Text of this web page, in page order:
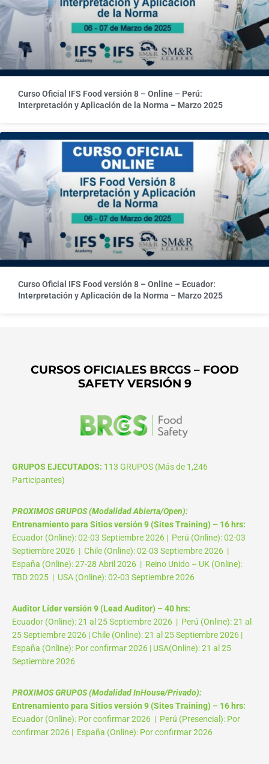
Curso Oficial IFS Food versión 8 – Online – Perú:
Interpretación y Aplicación de la Norma – Marzo 2025
Curso Oficial IFS Food versión 8 – Online – Ecuador:
Interpretación y Aplicación de la Norma – Marzo 2025
CURSOS OFICIALES BRCGS – FOOD
SAFETY VERSIÓN 9
GRUPOS EJECUTADOS: 113 GRUPOS (Más de 1,246
Participantes)
PROXIMOS GRUPOS (Modalidad Abierta/Open):
Entrenamiento para Sitios versión 9 (Sites Training) – 16 hrs:
Ecuador (Online): 02-03 Septiembre 2026 | Perú (Online): 02-03
Septiembre 2026 | Chile (Online): 02-03 Septiembre 2026 |
España (Online): 27-28 Abril 2026 | Reino Unido – UK (Online):
TBD 2025 | USA (Online): 02-03 Septiembre 2026
Auditor Líder versión 9 (Lead Auditor) – 40 hrs:
Ecuador (Online): 21 al 25 Septiembre 2026 | Perú (Online): 21 al
25 Septiembre 2026 | Chile (Online): 21 al 25 Septiembre 2026 |
España (Online): Por confirmar 2026 | USA(Online): 21 al 25
Septiembre 2026
PROXIMOS GRUPOS (Modalidad InHouse/Privado):
Entrenamiento para Sitios versión 9 (Sites Training) – 16 hrs:
Ecuador (Online): Por confirmar 2026 | Perú (Presencial): Por
confirmar 2026 | España (Online): Por confirmar 2026